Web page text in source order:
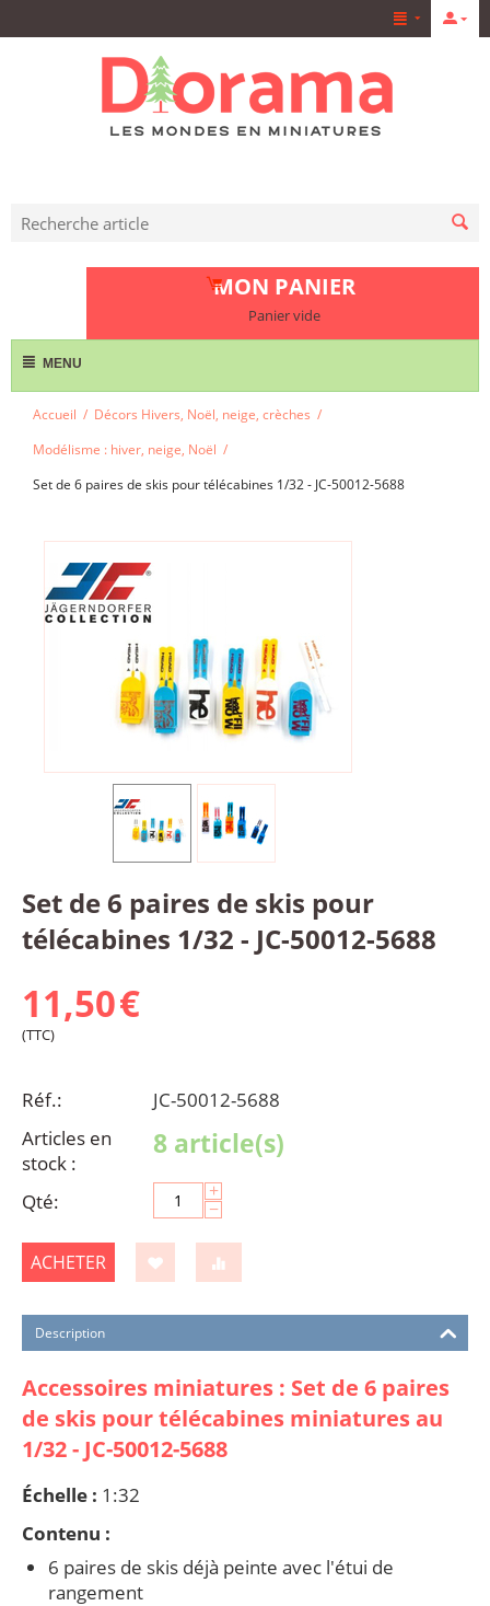
MON PANIER
Panier vide
MENU
Accueil / Décors Hivers, Noël, neige, crèches /
Modélisme : hiver, neige, Noël /
Set de 6 paires de skis pour télécabines 1/32 - JC-50012-5688
Set de 6 paires de skis pour
télécabines 1/32 - JC-50012-5688
11,50€
(TTC)
Réf.:
JC-50012-5688
Articles en
stock :
8 article(s)
Qté: +
−
ACHETER
Description
Accessoires miniatures : Set de 6 paires
de skis pour télécabines miniatures au
1/32 - JC-50012-5688
Échelle : 1:32
Contenu :
6 paires de skis déjà peinte avec l'étui de
rangement